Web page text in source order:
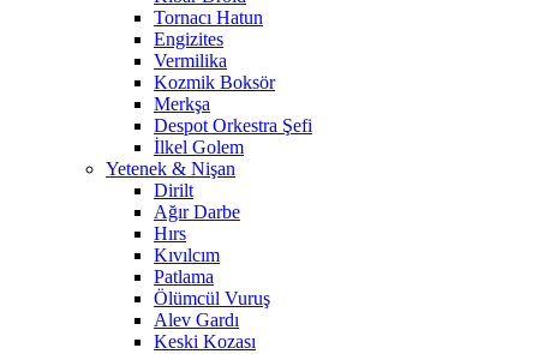
Tornacı Hatun
Engizites
Vermilika
Kozmik Boksör
Merkşa
Despot Orkestra Şefi
İlkel Golem
Yetenek & Nişan
Dirilt
Ağır Darbe
Hırs
Kıvılcım
Patlama
Ölümcül Vuruş
Alev Gardı
Keski Kozası